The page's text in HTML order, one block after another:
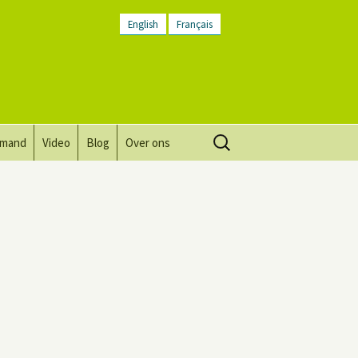
English Français
Video Blog Over ons
Zoeken
naar: